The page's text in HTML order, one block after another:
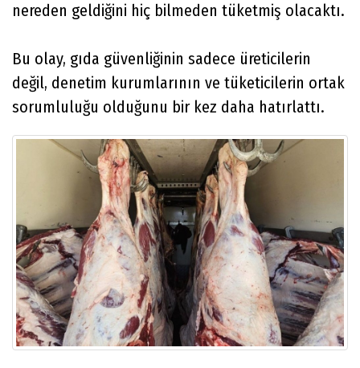
nereden geldiğini hiç bilmeden tüketmiş olacaktı.
Bu olay, gıda güvenliğinin sadece üreticilerin
değil, denetim kurumlarının ve tüketicilerin ortak
sorumluluğu olduğunu bir kez daha hatırlattı.